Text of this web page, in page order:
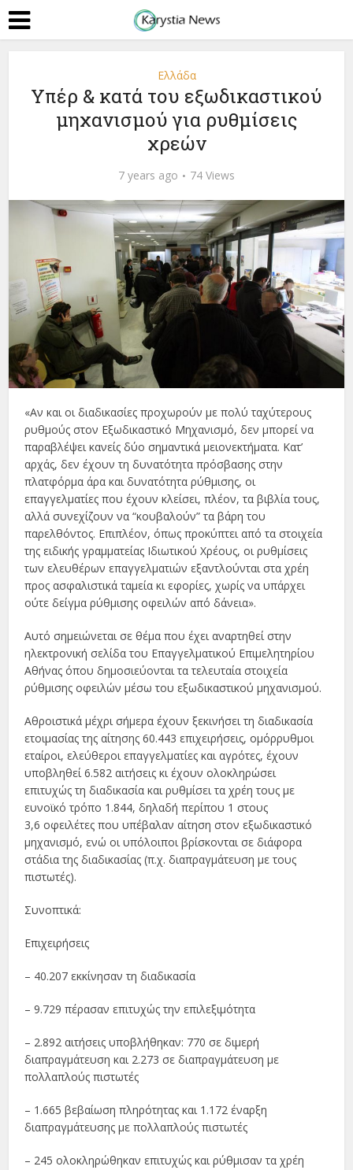
Ελλάδα
Υπέρ & κατά του εξωδικαστικού
μηχανισμού για ρυθμίσεις
χρεών
7 years ago 74 Views
«Αν και οι διαδικασίες προχωρούν με πολύ ταχύτερους
ρυθμούς στον Εξωδικαστικό Μηχανισμό, δεν μπορεί να
παραβλέψει κανείς δύο σημαντικά μειονεκτήματα. Κατ’
αρχάς, δεν έχουν τη δυνατότητα πρόσβασης στην
πλατφόρμα άρα και δυνατότητα ρύθμισης, οι
επαγγελματίες που έχουν κλείσει, πλέον, τα βιβλία τους,
αλλά συνεχίζουν να “κουβαλούν” τα βάρη του
παρελθόντος. Επιπλέον, όπως προκύπτει από τα στοιχεία
της ειδικής γραμματείας Ιδιωτικού Χρέους, οι ρυθμίσεις
των ελευθέρων επαγγελματιών εξαντλούνται στα χρέη
προς ασφαλιστικά ταμεία κι εφορίες, χωρίς να υπάρχει
ούτε δείγμα ρύθμισης οφειλών από δάνεια».
Αυτό σημειώνεται σε θέμα που έχει αναρτηθεί στην
ηλεκτρονική σελίδα του Επαγγελματικού Επιμελητηρίου
Αθήνας όπου δημοσιεύονται τα τελευταία στοιχεία
ρύθμισης οφειλών μέσω του εξωδικαστικού μηχανισμού.
Αθροιστικά μέχρι σήμερα έχουν ξεκινήσει τη διαδικασία
ετοιμασίας της αίτησης 60.443 επιχειρήσεις, ομόρρυθμοι
εταίροι, ελεύθεροι επαγγελματίες και αγρότες, έχουν
υποβληθεί 6.582 αιτήσεις κι έχουν ολοκληρώσει
επιτυχώς τη διαδικασία και ρυθμίσει τα χρέη τους με
ευνοϊκό τρόπο 1.844, δηλαδή περίπου 1 στους
3,6 οφειλέτες που υπέβαλαν αίτηση στον εξωδικαστικό
μηχανισμό, ενώ οι υπόλοιποι βρίσκονται σε διάφορα
στάδια της διαδικασίας (π.χ. διαπραγμάτευση με τους
πιστωτές).
Συνοπτικά:
Επιχειρήσεις
– 40.207 εκκίνησαν τη διαδικασία
– 9.729 πέρασαν επιτυχώς την επιλεξιμότητα
– 2.892 αιτήσεις υποβλήθηκαν: 770 σε διμερή
διαπραγμάτευση και 2.273 σε διαπραγμάτευση με
πολλαπλούς πιστωτές
– 1.665 βεβαίωση πληρότητας και 1.172 έναρξη
διαπραγμάτευσης με πολλαπλούς πιστωτές
– 245 ολοκληρώθηκαν επιτυχώς και ρύθμισαν τα χρέη